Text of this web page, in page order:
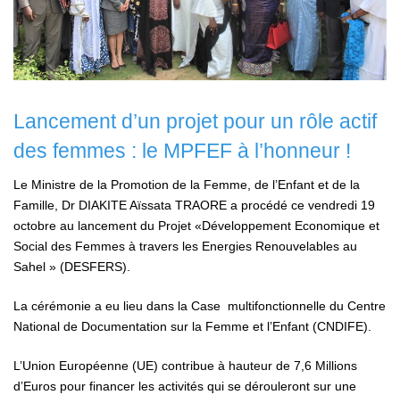
Lancement d’un projet pour un rôle actif
des femmes : le MPFEF à l’honneur !
Le Ministre de la Promotion de la Femme, de l’Enfant et de la
Famille, Dr DIAKITE Aïssata TRAORE a procédé ce vendredi 19
octobre au lancement du Projet «Développement Economique et
Social des Femmes à travers les Energies Renouvelables au
Sahel » (DESFERS).
La cérémonie a eu lieu dans la Case multifonctionnelle du Centre
National de Documentation sur la Femme et l’Enfant (CNDIFE).
L’Union Européenne (UE) contribue à hauteur de 7,6 Millions
d’Euros pour financer les activités qui se dérouleront sur une